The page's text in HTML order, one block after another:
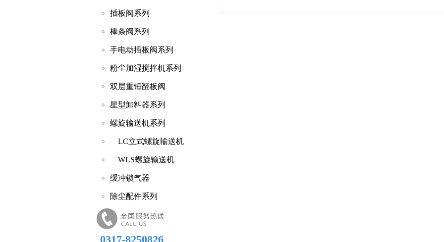
插板阀系列
棒条阀系列
手电动插板阀系列
粉尘加湿搅拌机系列
双层重锤翻板阀
星型卸料器系列
螺旋输送机系列
LC立式螺旋输送机
WLS螺旋输送机
缓冲锁气器
除尘配件系列
0317-8250826